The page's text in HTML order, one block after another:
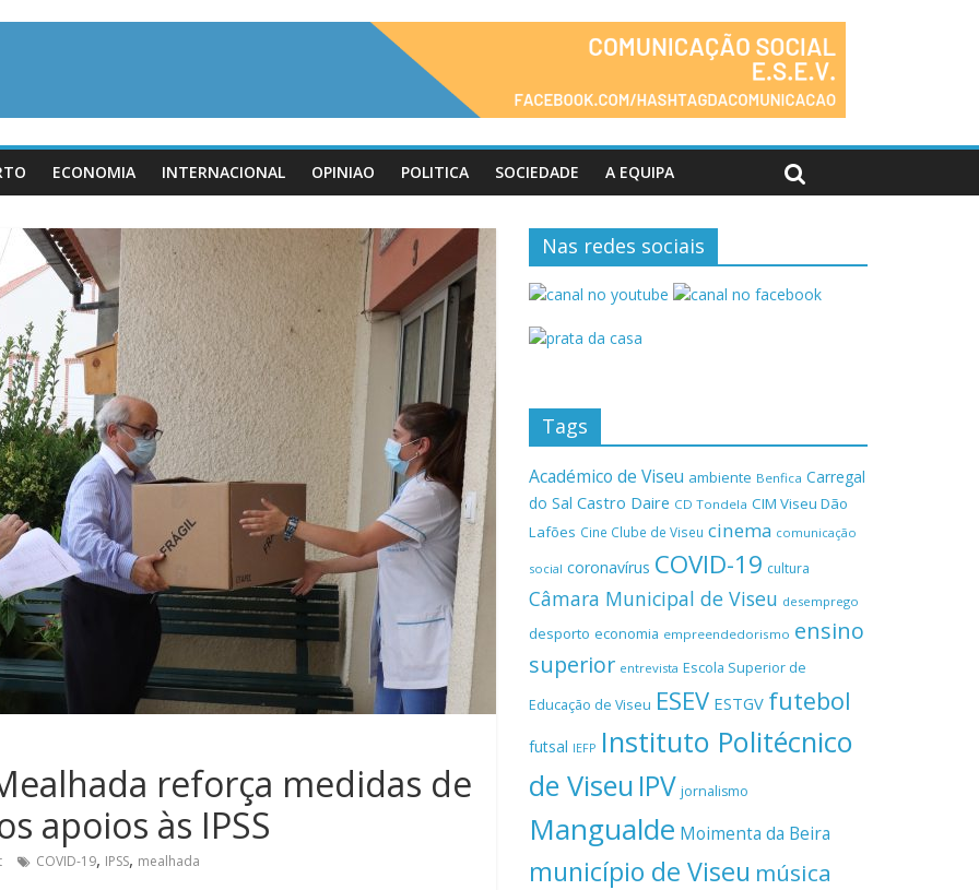
ECONOMIA INTERNACIONAL OPINIAO POLITICA SOCIEDADE A EQUIPA
reforça medidas de
apoios às IPSS
COVID-19, IPSS, mealhada
Nas redes sociais
Tags
Académico de Viseu ambiente Benfica Carregal
do Sal Castro Daire CD Tondela CIM Viseu Dão
Lafões Cine Clube de Viseu cinema comunicação
social coronavírus COVID-19 cultura
Câmara Municipal de Viseu desemprego
desporto economia empreendedorismo ensino
superior entrevista Escola Superior de
Educação de Viseu ESEV ESTGV futebol
futsal IEFP Instituto Politécnico
de Viseu IPV jornalismo
Mangualde Moimenta da Beira
município de Viseu música